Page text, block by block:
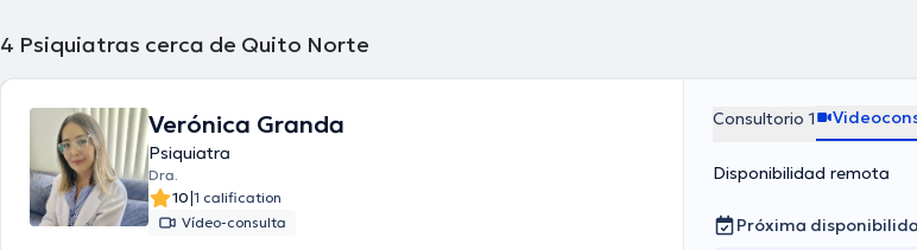
4 Psiquiatras cerca de Quito Norte
Verónica Granda
Psiquiatra
Dra.
10|1 calification
Vídeo-consulta
Consultorio 1
Disponibilidad remota
Próxima